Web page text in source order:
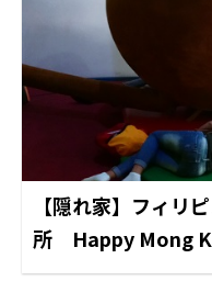
【隠れ家】フィリ
所 Happy Mong